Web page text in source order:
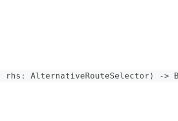
rhs : AlternativeRouteSelector ) ->